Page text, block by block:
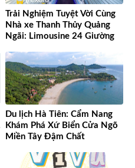
Trải Nghiệm Tuyệt Vời Cùng
Nhà xe Thanh Thủy Quảng
Ngãi: Limousine 24 Giường
Du lịch Hà Tiên: Cẩm Nang
Khám Phá Xứ Biển Cửa Ngõ
Miền Tây Đậm Chất